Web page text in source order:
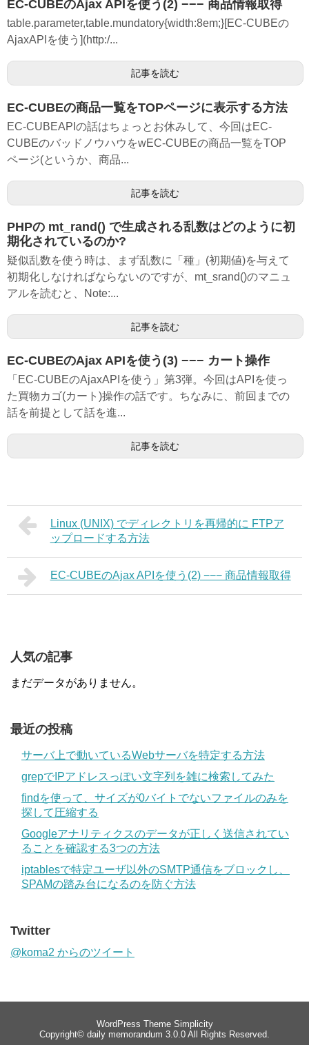
EC-CUBEのAjax APIを使う(2) −−− 商品情報取得
table.parameter,table.mundatory{width:8em;}[EC-CUBEの
AjaxAPIを使う](http:/...
記事を読む
EC-CUBEの商品一覧をTOPページに表示する方法
EC-CUBEAPIの話はちょっとお休みして、今回はEC-
CUBEのバッドノウハウをwEC-CUBEの商品一覧をTOP
ページ(というか、商品...
記事を読む
PHPの mt_rand() で生成される乱数はどのように初
期化されているのか?
疑似乱数を使う時は、まず乱数に「種」(初期値)を与えて
初期化しなければならないのですが、mt_srand()のマニュ
アルを読むと、Note:...
記事を読む
EC-CUBEのAjax APIを使う(3) −−− カート操作
「EC-CUBEのAjaxAPIを使う」第3弾。今回はAPIを使っ
た買物カゴ(カート)操作の話です。ちなみに、前回までの
話を前提として話を進...
記事を読む
Linux (UNIX) でディレクトリを再帰的に FTPア
ップロードする方法
EC-CUBEのAjax APIを使う(2) −−− 商品情報取得
人気の記事
まだデータがありません。
最近の投稿
サーバ上で動いているWebサーバを特定する方法
grepでIPアドレスっぽい文字列を雑に検索してみた
findを使って、サイズが0バイトでないファイルのみを
探して圧縮する
Googleアナリティクスのデータが正しく送信されてい
ることを確認する3つの方法
iptablesで特定ユーザ以外のSMTP通信をブロックし、
SPAMの踏み台になるのを防ぐ方法
Twitter
@koma2 からのツイート
WordPress Theme Simplicity
Copyright© daily memorandum 3.0.0 All Rights Reserved.